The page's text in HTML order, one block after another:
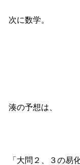
次に数学。
湊の予想は、
「大問２、３の易